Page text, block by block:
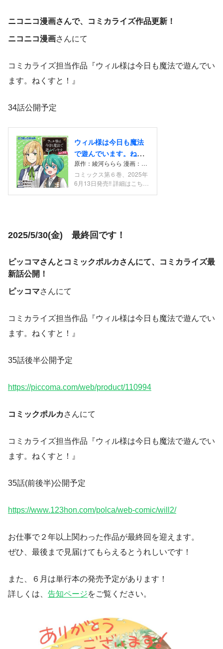
ニコニコ漫画さんで、コミカライズ作品更新！
ニコニコ漫画さんにて
コミカライズ担当作品『ウィル様は今日も魔法で遊んでい
ます。ねくすと！』
34話公開予定
2025/5/30(金) 最終回です！
ピッコマさんとコミックポルカさんにて、コミカライズ最
新話公開！
ピッコマさんにて
コミカライズ担当作品『ウィル様は今日も魔法で遊んでい
ます。ねくすと！』
35話後半公開予定
https://piccoma.com/web/product/110994
コミックポルカ さんにて
コミカライズ担当作品『ウィル様は今日も魔法で遊んでい
ます。ねくすと！』
35話(前後半)公開予定
https://www.123hon.com/polca/web-comic/will2/
お仕事で２年以上関わった作品が最終回を迎えます。
ぜひ、最後まで見届けてもらえるとうれしいです！
また、６月は単行本の発売予定があります！
詳しくは、 告知ページをご覧ください。